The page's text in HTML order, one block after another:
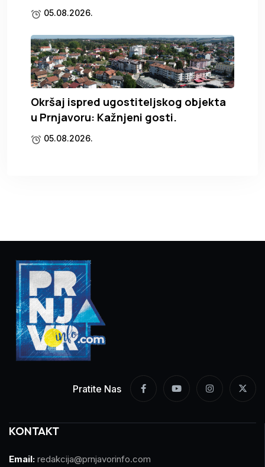
05.08.2026.
Okršaj ispred ugostiteljskog objekta
u Prnjavoru: Kažnjeni gosti.
05.08.2026.
Pratite Nas
KONTAKT
Email: redakcija@prnjavorinfo.com